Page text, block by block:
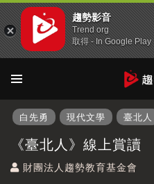
白先勇 現代文學 臺北人
《臺北人》線上賞讀
財團法人趨勢教育基金會
趨勢影音
Trend org
取得 - In Google Play